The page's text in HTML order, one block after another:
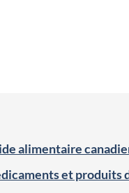
alimentaire
et produits